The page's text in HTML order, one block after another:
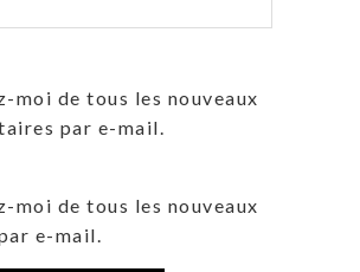
moi de tous les nouveaux
par e-mail.
moi de tous les nouveaux
e-mail.